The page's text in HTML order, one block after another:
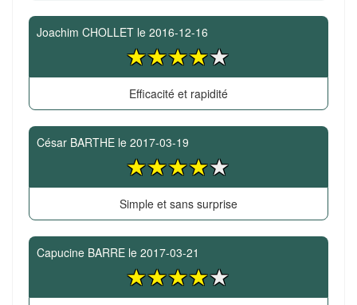
Joachim CHOLLET le 2016-12-16
Efficacité et rapidité
César BARTHE le 2017-03-19
Simple et sans surprise
Capucine BARRE le 2017-03-21